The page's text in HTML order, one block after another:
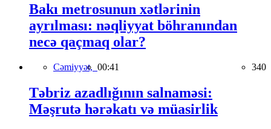
Bakı metrosunun xətlərinin
ayrılması: nəqliyyat böhranından
necə qaçmaq olar?
Cəmiyyət, 00:41 340
Təbriz azadlığının salnaməsi:
Məşrutə hərəkatı və müasirlik